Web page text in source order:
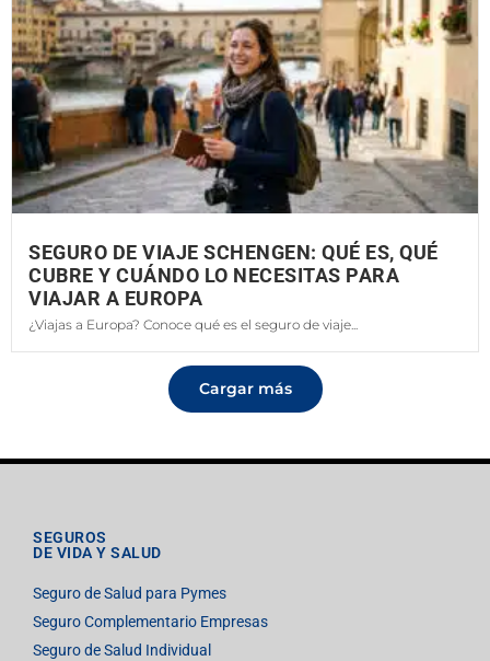
SEGURO DE VIAJE SCHENGEN: QUÉ ES, QUÉ
CUBRE Y CUÁNDO LO NECESITAS PARA
VIAJAR A EUROPA
¿Viajas a Europa? Conoce qué es el seguro de viaje...
Cargar más
SEGUROS
DE VIDA Y SALUD
Seguro de Salud para Pymes
Seguro Complementario Empresas
Seguro de Salud Individual